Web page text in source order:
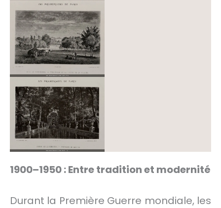
1900–1950 : Entre tradition et modernité
Durant la Première Guerre mondiale, les